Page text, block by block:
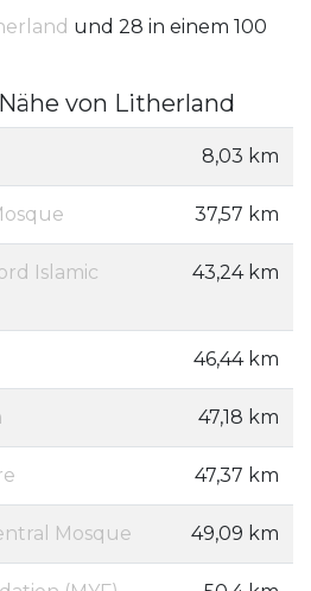
und 28 in einem 100
von Litherland
8,03 km
37,57 km
Islamic
43,24 km
46,44 km
47,18 km
47,37 km
Mosque 49,09 km